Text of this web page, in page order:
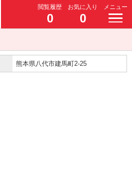
閲覧履歴
0
お気に入り
0
メニュー
熊本県八代市建馬町2-25